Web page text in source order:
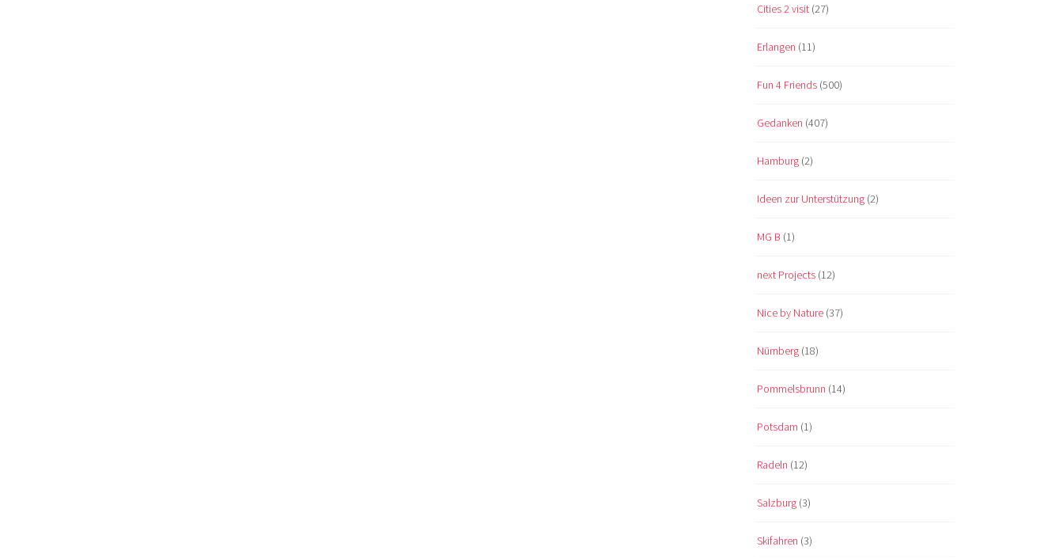
Cities 2 visit (27)
Erlangen (11)
Fun 4 Friends (500)
Gedanken (407)
Hamburg (2)
Ideen zur Unterstützung (2)
MG B (1)
next Projects (12)
Nice by Nature (37)
Nürnberg (18)
Pommelsbrunn (14)
Potsdam (1)
Radeln (12)
Salzburg (3)
Skifahren (3)